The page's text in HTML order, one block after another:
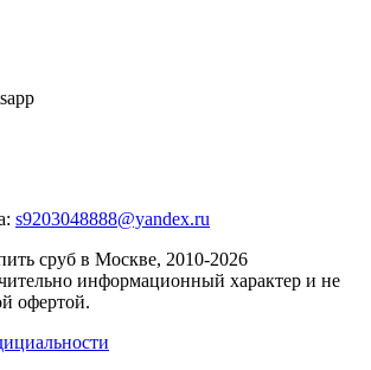
s9203048888@yandex.ru
сруб в Москве, 2010-2026
информационный характер и не
офертой.